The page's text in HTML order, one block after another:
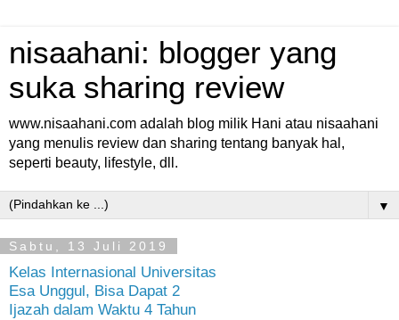
nisaahani: blogger yang
suka sharing review
www.nisaahani.com adalah blog milik Hani atau nisaahani
yang menulis review dan sharing tentang banyak hal,
seperti beauty, lifestyle, dll.
▼
Sabtu, 13 Juli 2019
Kelas Internasional Universitas
Esa Unggul, Bisa Dapat 2
Ijazah dalam Waktu 4 Tahun